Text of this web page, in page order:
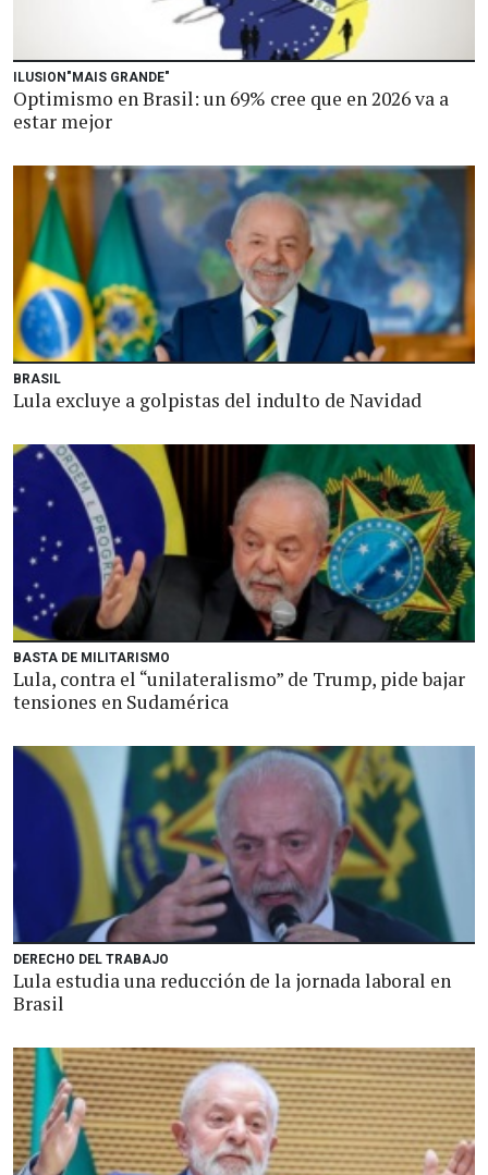
ILUSION"MAIS GRANDE"
Optimismo en Brasil: un 69% cree que en 2026 va a
estar mejor
BRASIL
Lula excluye a golpistas del indulto de Navidad
BASTA DE MILITARISMO
Lula, contra el “unilateralismo” de Trump, pide bajar
tensiones en Sudamérica
DERECHO DEL TRABAJO
Lula estudia una reducción de la jornada laboral en
Brasil